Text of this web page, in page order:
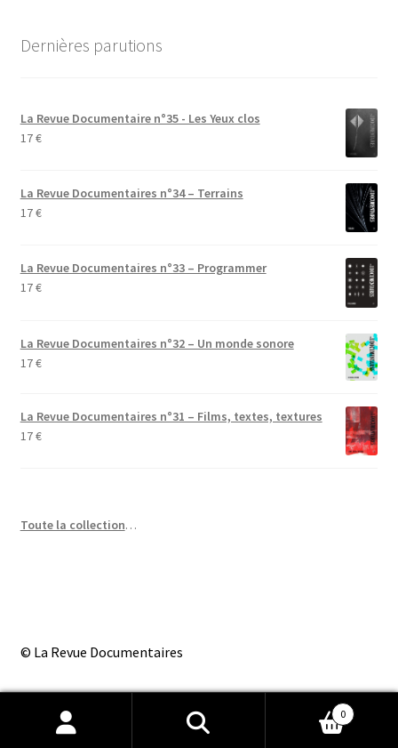
Dernières parutions
La Revue Documentaire n°35 - Les Yeux clos
17€
La Revue Documentaires n°34 – Terrains
17€
La Revue Documentaires n°33 – Programmer
17€
La Revue Documentaires n°32 – Un monde sonore
17€
La Revue Documentaires n°31 – Films, textes, textures
17€
Toute la collection…
© La Revue Documentaires
Recherche
Recherche
0